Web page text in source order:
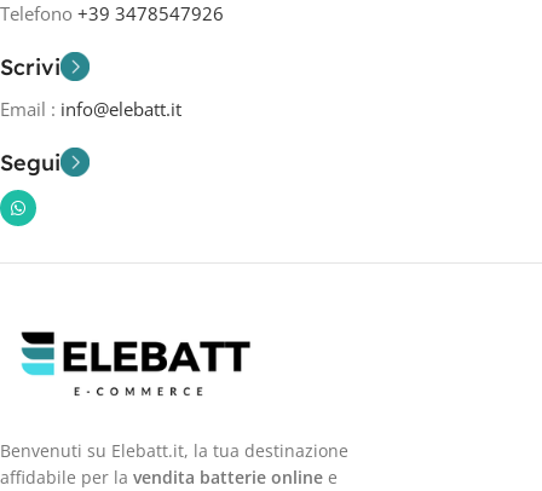
Telefono +39 3478547926
Scrivi
Email : info@elebatt.it
Segui
Benvenuti su Elebatt.it, la tua destinazione
affidabile per la vendita batterie online e